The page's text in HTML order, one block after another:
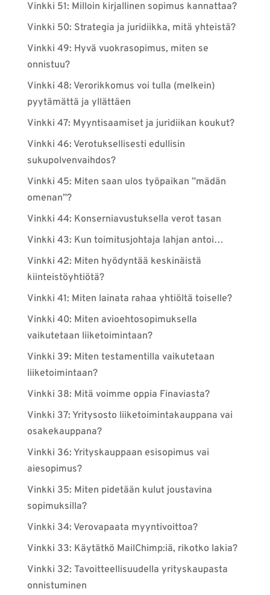
Vinkki 51: Milloin kirjallinen sopimus kannattaa?
Vinkki 50: Strategia ja juridiikka, mitä yhteistä?
Vinkki 49: Hyvä vuokrasopimus, miten se
onnistuu?
Vinkki 48: Verorikkomus voi tulla (melkein)
pyytämättä ja yllättäen
Vinkki 47: Myyntisaamiset ja juridiikan koukut?
Vinkki 46: Verotuksellisesti edullisin
sukupolvenvaihdos?
Vinkki 45: Miten saan ulos työpaikan ”mädän
omenan”?
Vinkki 44: Konserniavustuksella verot tasan
Vinkki 43: Kun toimitusjohtaja lahjan antoi…
Vinkki 42: Miten hyödyntää keskinäistä
kiinteistöyhtiötä?
Vinkki 41: Miten lainata rahaa yhtiöltä toiselle?
Vinkki 40: Miten avioehtosopimuksella
vaikutetaan liiketoimintaan?
Vinkki 39: Miten testamentilla vaikutetaan
liiketoimintaan?
Vinkki 38: Mitä voimme oppia Finaviasta?
Vinkki 37: Yritysosto liiketoimintakauppana vai
osakekauppana?
Vinkki 36: Yrityskauppaan esisopimus vai
aiesopimus?
Vinkki 35: Miten pidetään kulut joustavina
sopimuksilla?
Vinkki 34: Verovapaata myyntivoittoa?
Vinkki 33: Käytätkö MailChimp:iä, rikotko lakia?
Vinkki 32: Tavoitteellisuudella yrityskaupasta
onnistuminen